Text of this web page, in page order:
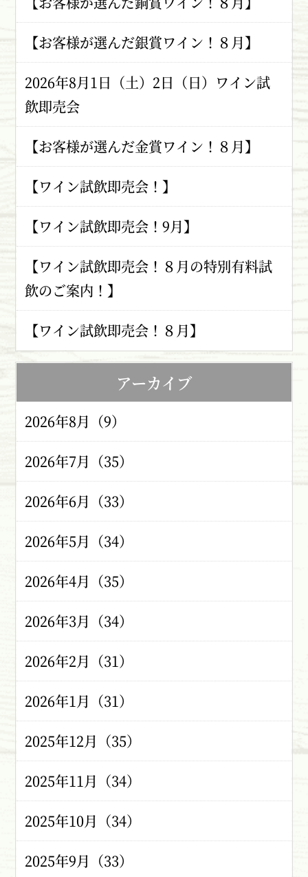
【お客様が選んだ銀賞ワイン！８月】
2026年8月1日（土）2日（日）ワイン試
飲即売会
【お客様が選んだ金賞ワイン！８月】
【ワイン試飲即売会！】
【ワイン試飲即売会！9月】
【ワイン試飲即売会！８月の特別有料試
飲のご案内！】
【ワイン試飲即売会！８月】
アーカイブ
2026年8月（9）
2026年7月（35）
2026年6月（33）
2026年5月（34）
2026年4月（35）
2026年3月（34）
2026年2月（31）
2026年1月（31）
2025年12月（35）
2025年11月（34）
2025年10月（34）
2025年9月（33）